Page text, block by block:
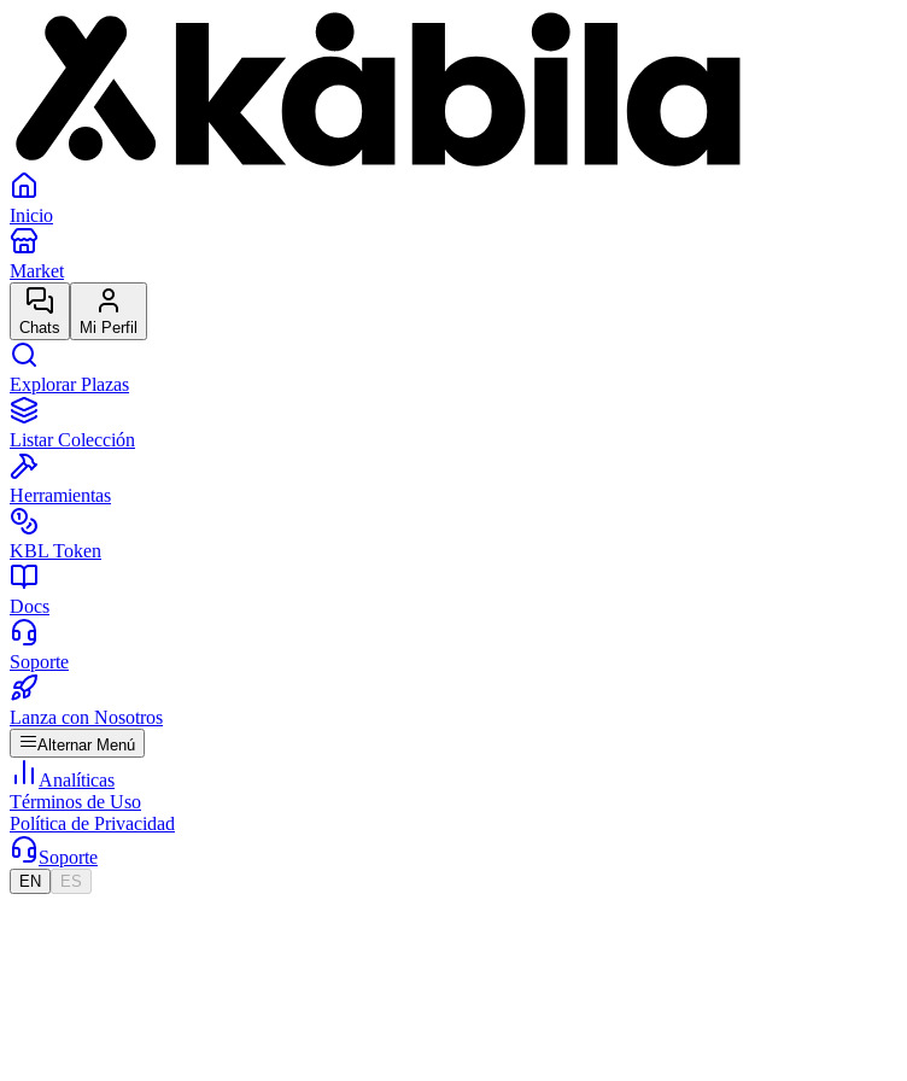
Inicio
Market
Chats Mi Perfil
Explorar Plazas
Listar Colección
Herramientas
KBL Token
Docs
Soporte
Lanza con Nosotros
Alternar Menú
Analíticas
Términos de Uso
Política de Privacidad
Soporte
EN ES